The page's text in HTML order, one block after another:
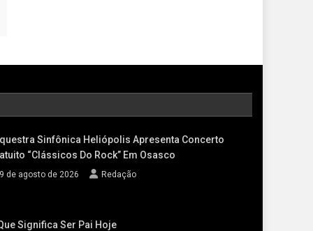
Sinfônica Heliópolis Apresenta Concerto
“Clássicos Do Rock” Em Osasco
de agosto de 2026 Redação
Significa Ser Pai Hoje